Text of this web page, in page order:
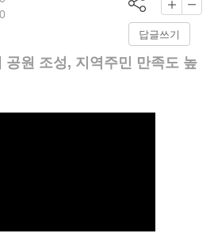
답글쓰기
공원 조성, 지역주민 만족도 높